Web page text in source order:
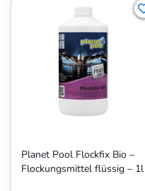
Planet Pool Flockfix Bio –
Flockungsmittel flüssig – 1l